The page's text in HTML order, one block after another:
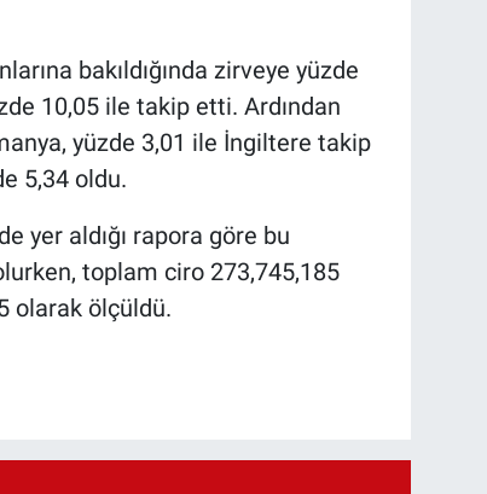
bakıldığında zirveye yüzde
10,05 ile takip etti. Ardından
yüzde 3,01 ile İngiltere takip
5,34 oldu.
yer aldığı rapora göre bu
toplam ciro 273,745,185
olarak ölçüldü.